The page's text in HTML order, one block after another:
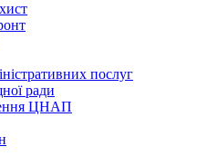
послуг
ради
ЦНАП